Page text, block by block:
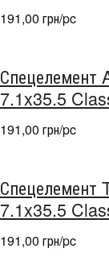
191,00 грн/pc
7.1x35.5
191,00 грн/pc
7.1x35.5
191,00 грн/pc